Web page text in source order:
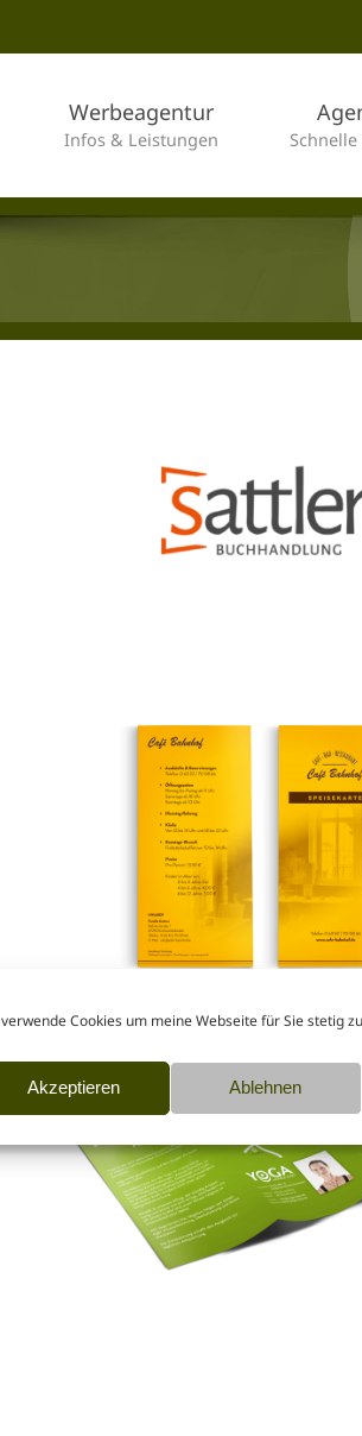
Cookies um meine Webseite für Sie stetig
Akzeptieren Ablehnen
Werbeagentur
Infos & Leistungen